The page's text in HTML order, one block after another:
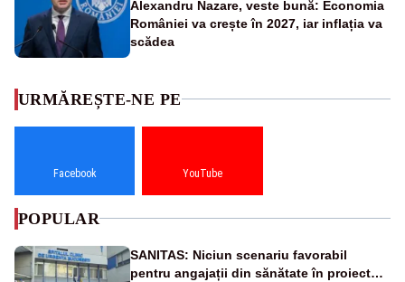
Alexandru Nazare, veste bună: Economia
României va crește în 2027, iar inflația va
scădea
URMĂREȘTE-NE PE
Facebook YouTube
POPULAR
SANITAS: Niciun scenariu favorabil
pentru angajații din sănătate în proiectul